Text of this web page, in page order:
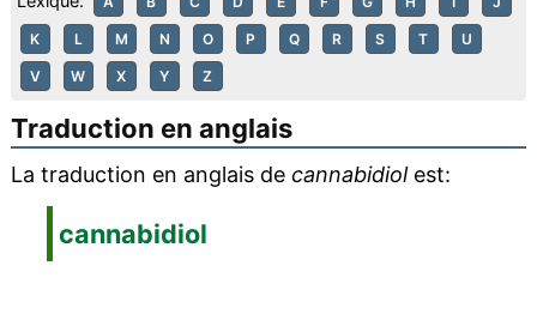
K L M N O P Q R S T U
V W X Y Z
Traduction en anglais
La traduction en anglais de cannabidiolest:
cannabidiol